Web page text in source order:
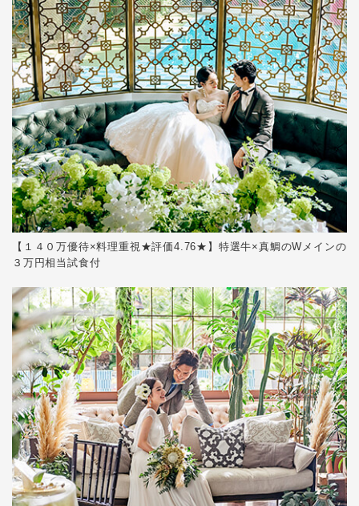
【１４０万優待×料理重視★評価4.76★】特選牛×真鯛のWメインの
３万円相当試食付